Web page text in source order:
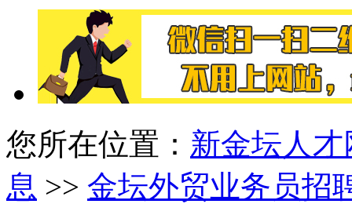
您所在位置： 新金坛人才
息 >> 金坛外贸业务员招